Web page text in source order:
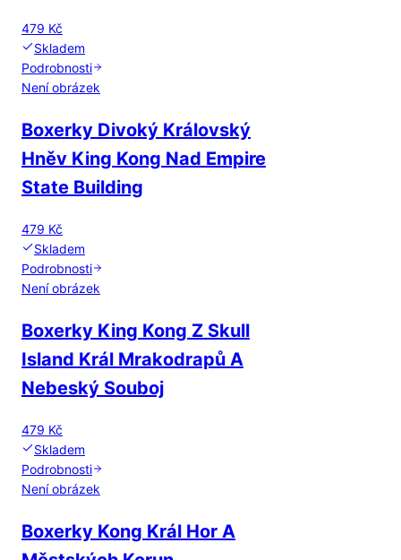
479 Kč
Skladem
Podrobnosti
Není obrázek
Boxerky Divoký Královský
Hněv King Kong Nad Empire
State Building
479 Kč
Skladem
Podrobnosti
Není obrázek
Boxerky King Kong Z Skull
Island Král Mrakodrapů A
Nebeský Souboj
479 Kč
Skladem
Podrobnosti
Není obrázek
Boxerky Kong Král Hor A